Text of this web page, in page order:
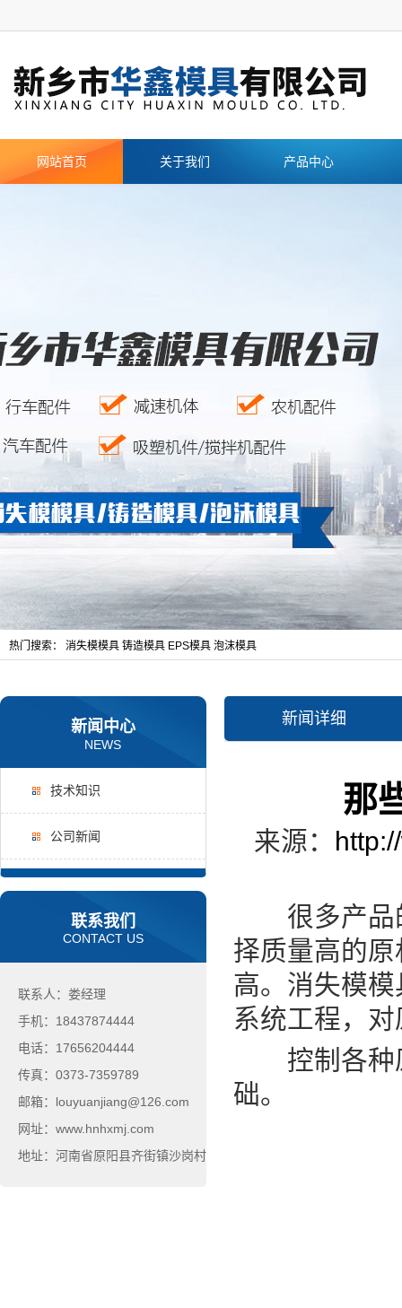
网站首页 关于我们 产品中心
热门搜索： 消失模模具 铸造模具 EPS模具 泡沫模具
新闻中心
NEWS
技术知识
公司新闻
联系我们
CONTACT US
联系人：娄经理
手机：18437874444
电话：17656204444
传真：0373-7359789
邮箱：louyuanjiang@126.com
网址：www.hnhxmj.com
地址：河南省原阳县齐街镇沙岗村
新闻详细
那
来源：
很多产品的
择质量高的
高。消失模
系统工程，
控制各种原
础。